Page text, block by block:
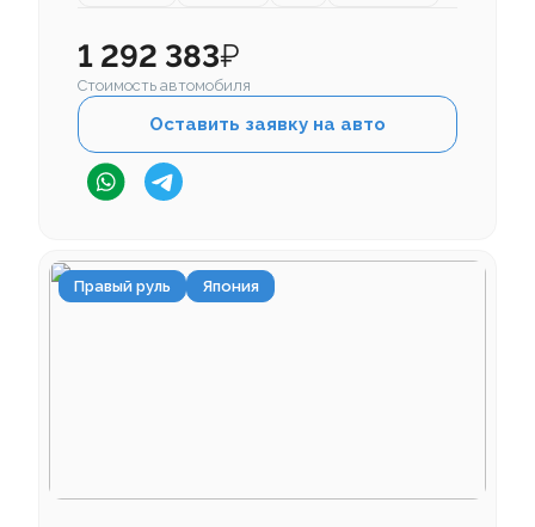
1 292 383₽
Стоимость автомобиля
Оставить заявку на авто
Правый руль Япония